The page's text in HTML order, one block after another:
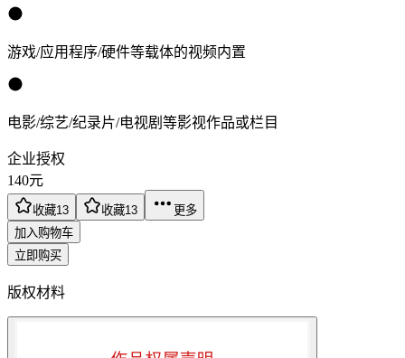
游戏/应用程序/硬件等载体的视频内置
电影/综艺/纪录片/电视剧等影视作品或栏目
企业授权
140元
收藏13 收藏13
更多
加入购物车
立即购买
版权材料